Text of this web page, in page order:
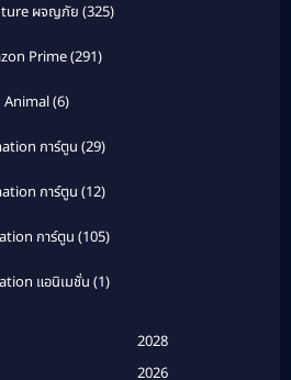
ผจญภัย (325)
Prime(291)
Animal(6)
การ์ตูน (29)
การ์ตูน (12)
การ์ตูน (105)
แอนิเมชั่น (1)
2028
2026